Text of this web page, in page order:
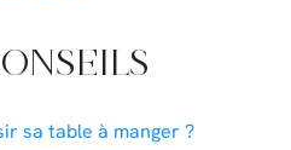
sa table à manger ?